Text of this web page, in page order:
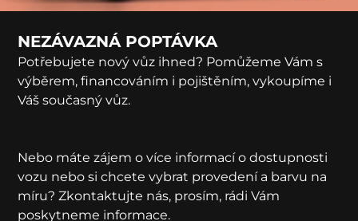
NEZÁVAZNÁ POPTÁVKA
Potřebujete nový vůz ihned? Pomůžeme Vám s
výběrem, financováním i pojištěním, vykoupíme i
Váš současný vůz.
Nebo máte zájem o více informací o dostupnosti
vozu nebo si chcete vybrat provedení a barvu na
míru? Zkontaktujte nás, prosím, rádi Vám
poskytneme informace.